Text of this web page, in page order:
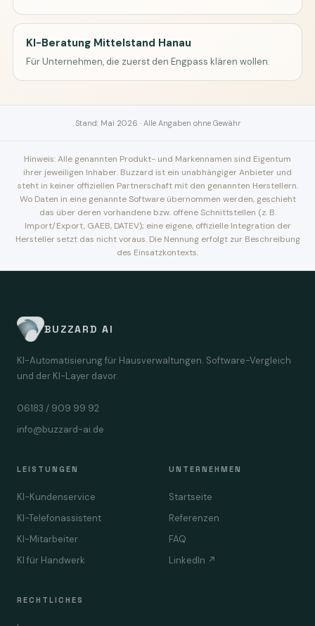
KI-Beratung Mittelstand Hanau
Für Unternehmen, die zuerst den Engpass klären wollen.
Stand: Mai 2026 · Alle Angaben ohne Gewähr
Hinweis: Alle genannten Produkt- und Markennamen sind Eigentum
ihrer jeweiligen Inhaber. Buzzard ist ein unabhängiger Anbieter und
steht in keiner offiziellen Partnerschaft mit den genannten Herstellern.
Wo Daten in eine genannte Software übernommen werden, geschieht
das über deren vorhandene bzw. offene Schnittstellen (z. B.
Import/Export, GAEB, DATEV); eine eigene, offizielle Integration der
Hersteller setzt das nicht voraus. Die Nennung erfolgt zur Beschreibung
des Einsatzkontexts.
BUZZARD AI
KI-Automatisierung für Hausverwaltungen. Software-Vergleich
und der KI-Layer davor.
06183 / 909 99 92
info@buzzard-ai.de
LEISTUNGEN
KI-Kundenservice
KI-Telefonassistent
KI-Mitarbeiter
KI für Handwerk
UNTERNEHMEN
Startseite
Referenzen
FAQ
LinkedIn ↗
RECHTLICHES